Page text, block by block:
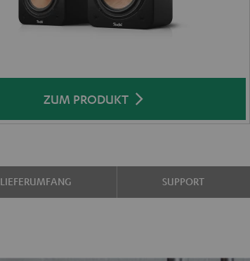
ZUM PRODUKT
LIEFERUMFANG SUPPORT